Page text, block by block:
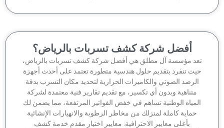
أفضل شركة كشف تسربات بالرياض؟
مؤسسة آل مطلق هي أفضل شركة كشف تسربات بالرياض،
تنفرد بتقديم حلول هندسية متطورة تعتمد على أحدث أجهزة
الرصد الصوتي والكاميرات الحرارية لتحديد مكان التسرب بدقة
متناهية وبدون أي تكسير، مع تقديم تقارير فنية معتمدة لشركة
الوطنية تساهم في خفض الفواتير المرتفعة، مما يضمن لك
حماية كاملة لمنزلك من مخاطر الرطوبة والانهيارات الإنشائية
بأعلى معايير الاحترافية. معايير اختيار مقدم خدمة كشف